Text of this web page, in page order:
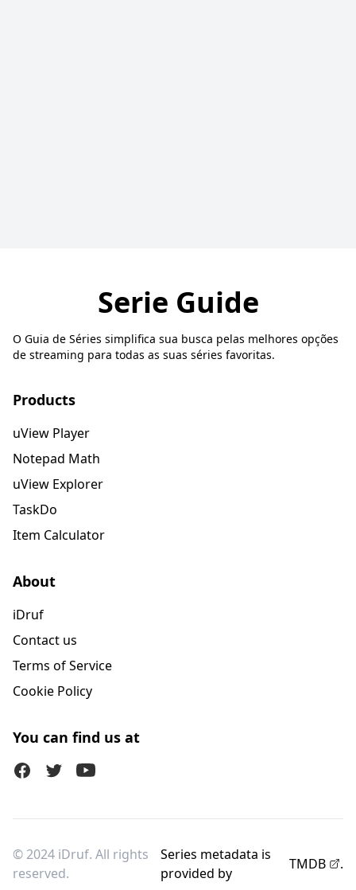
Serie Guide
O Guia de Séries simplifica sua busca pelas melhores opções
de streaming para todas as suas séries favoritas.
Products
uView Player
Notepad Math
uView Explorer
TaskDo
Item Calculator
About
iDruf
Contact us
Terms of Service
Cookie Policy
You can find us at
FacebookTwitter (X)Youtube
© 2024 iDruf. All rights
reserved.
Series metadata is
provided by
TMDB .